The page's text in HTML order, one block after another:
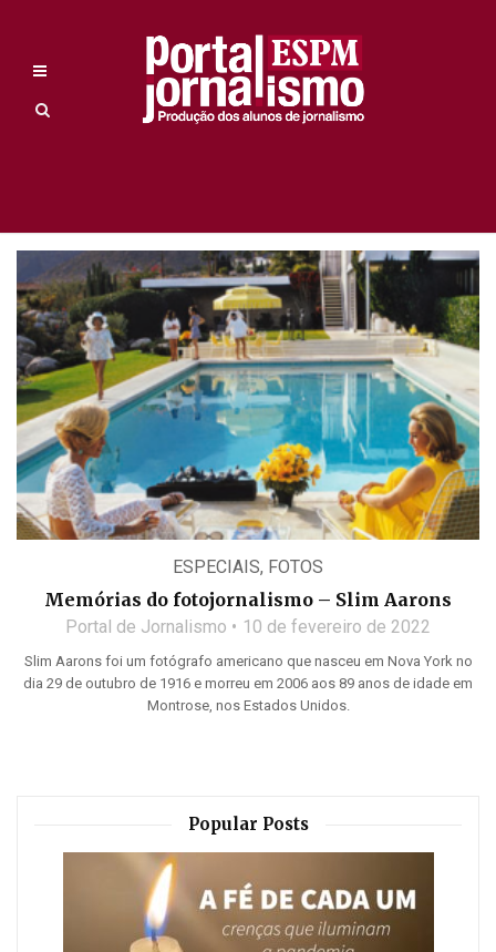
ESPECIAIS, FOTOS
Memórias do fotojornalismo – Slim Aarons
Portal de Jornalismo 10 de fevereiro de 2022
Slim Aarons foi um fotógrafo americano que nasceu em Nova York no
dia 29 de outubro de 1916 e morreu em 2006 aos 89 anos de idade em
Montrose, nos Estados Unidos.
Popular Posts